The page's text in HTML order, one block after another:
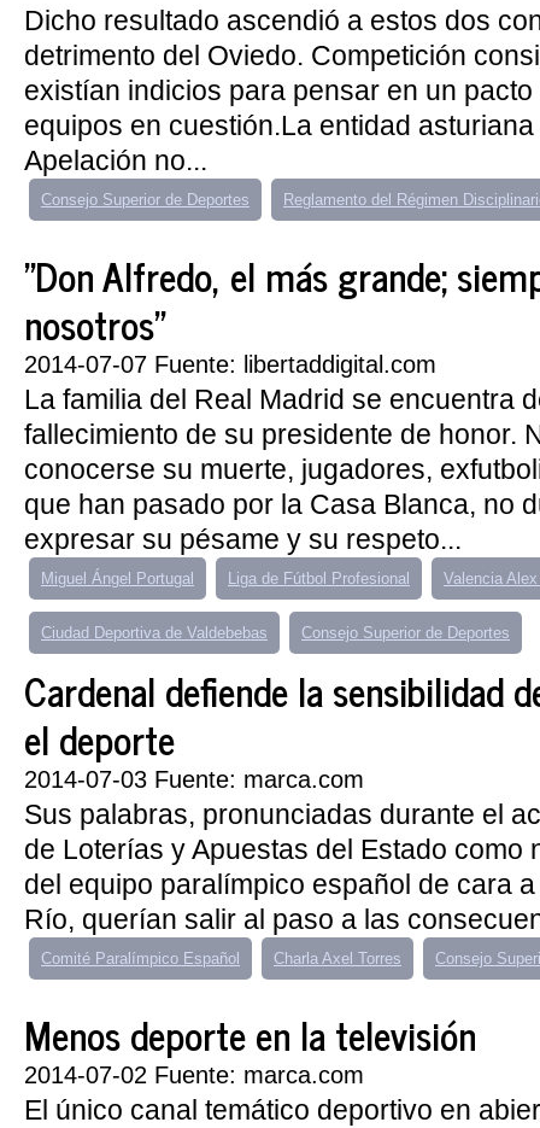
Dicho resultado ascendió a estos dos
detrimento del Oviedo. Competición
existían indicios para pensar en un
equipos en cuestión.La entidad
Apelación no...
Consejo Superior de Deportes Reglamento del Régimen
"Don Alfredo, el más grande;
nosotros"
2014-07-07 Fuente: libertaddigital.com
La familia del Real Madrid se encuentra
fallecimiento de su presidente de honor.
conocerse su muerte, jugadores,
que han pasado por la Casa Blanca, no
expresar su pésame y su respeto...
Miguel Ángel Portugal Liga de Fútbol Profesional Valencia
Ciudad Deportiva de Valdebebas Consejo Superior de Deportes
Cardenal defiende la sensibilidad
el deporte
2014-07-03 Fuente: marca.com
Sus palabras, pronunciadas durante el
de Loterías y Apuestas del Estado como
del equipo paralímpico español de cara
Río, querían salir al paso a las
Comité Paralímpico Español Charla Axel Torres Consejo
Menos deporte en la televisión
2014-07-02 Fuente: marca.com
El único canal temático deportivo en